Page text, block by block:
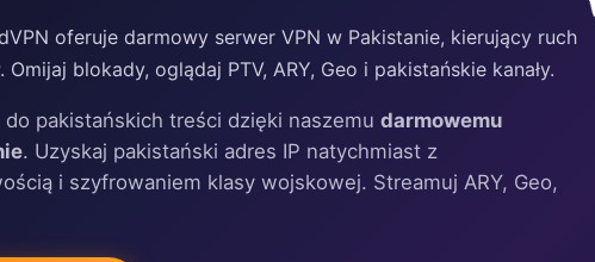
oferuje darmowy serwer VPN w Pakistanie, kierujący ruch
blokady, oglądaj PTV, ARY, Geo i pakistańskie kanały.
pakistańskich treści dzięki naszemu darmowemu
. Uzyskaj pakistański adres IP natychmiast z
i szyfrowaniem klasy wojskowej. Streamuj ARY, Geo,